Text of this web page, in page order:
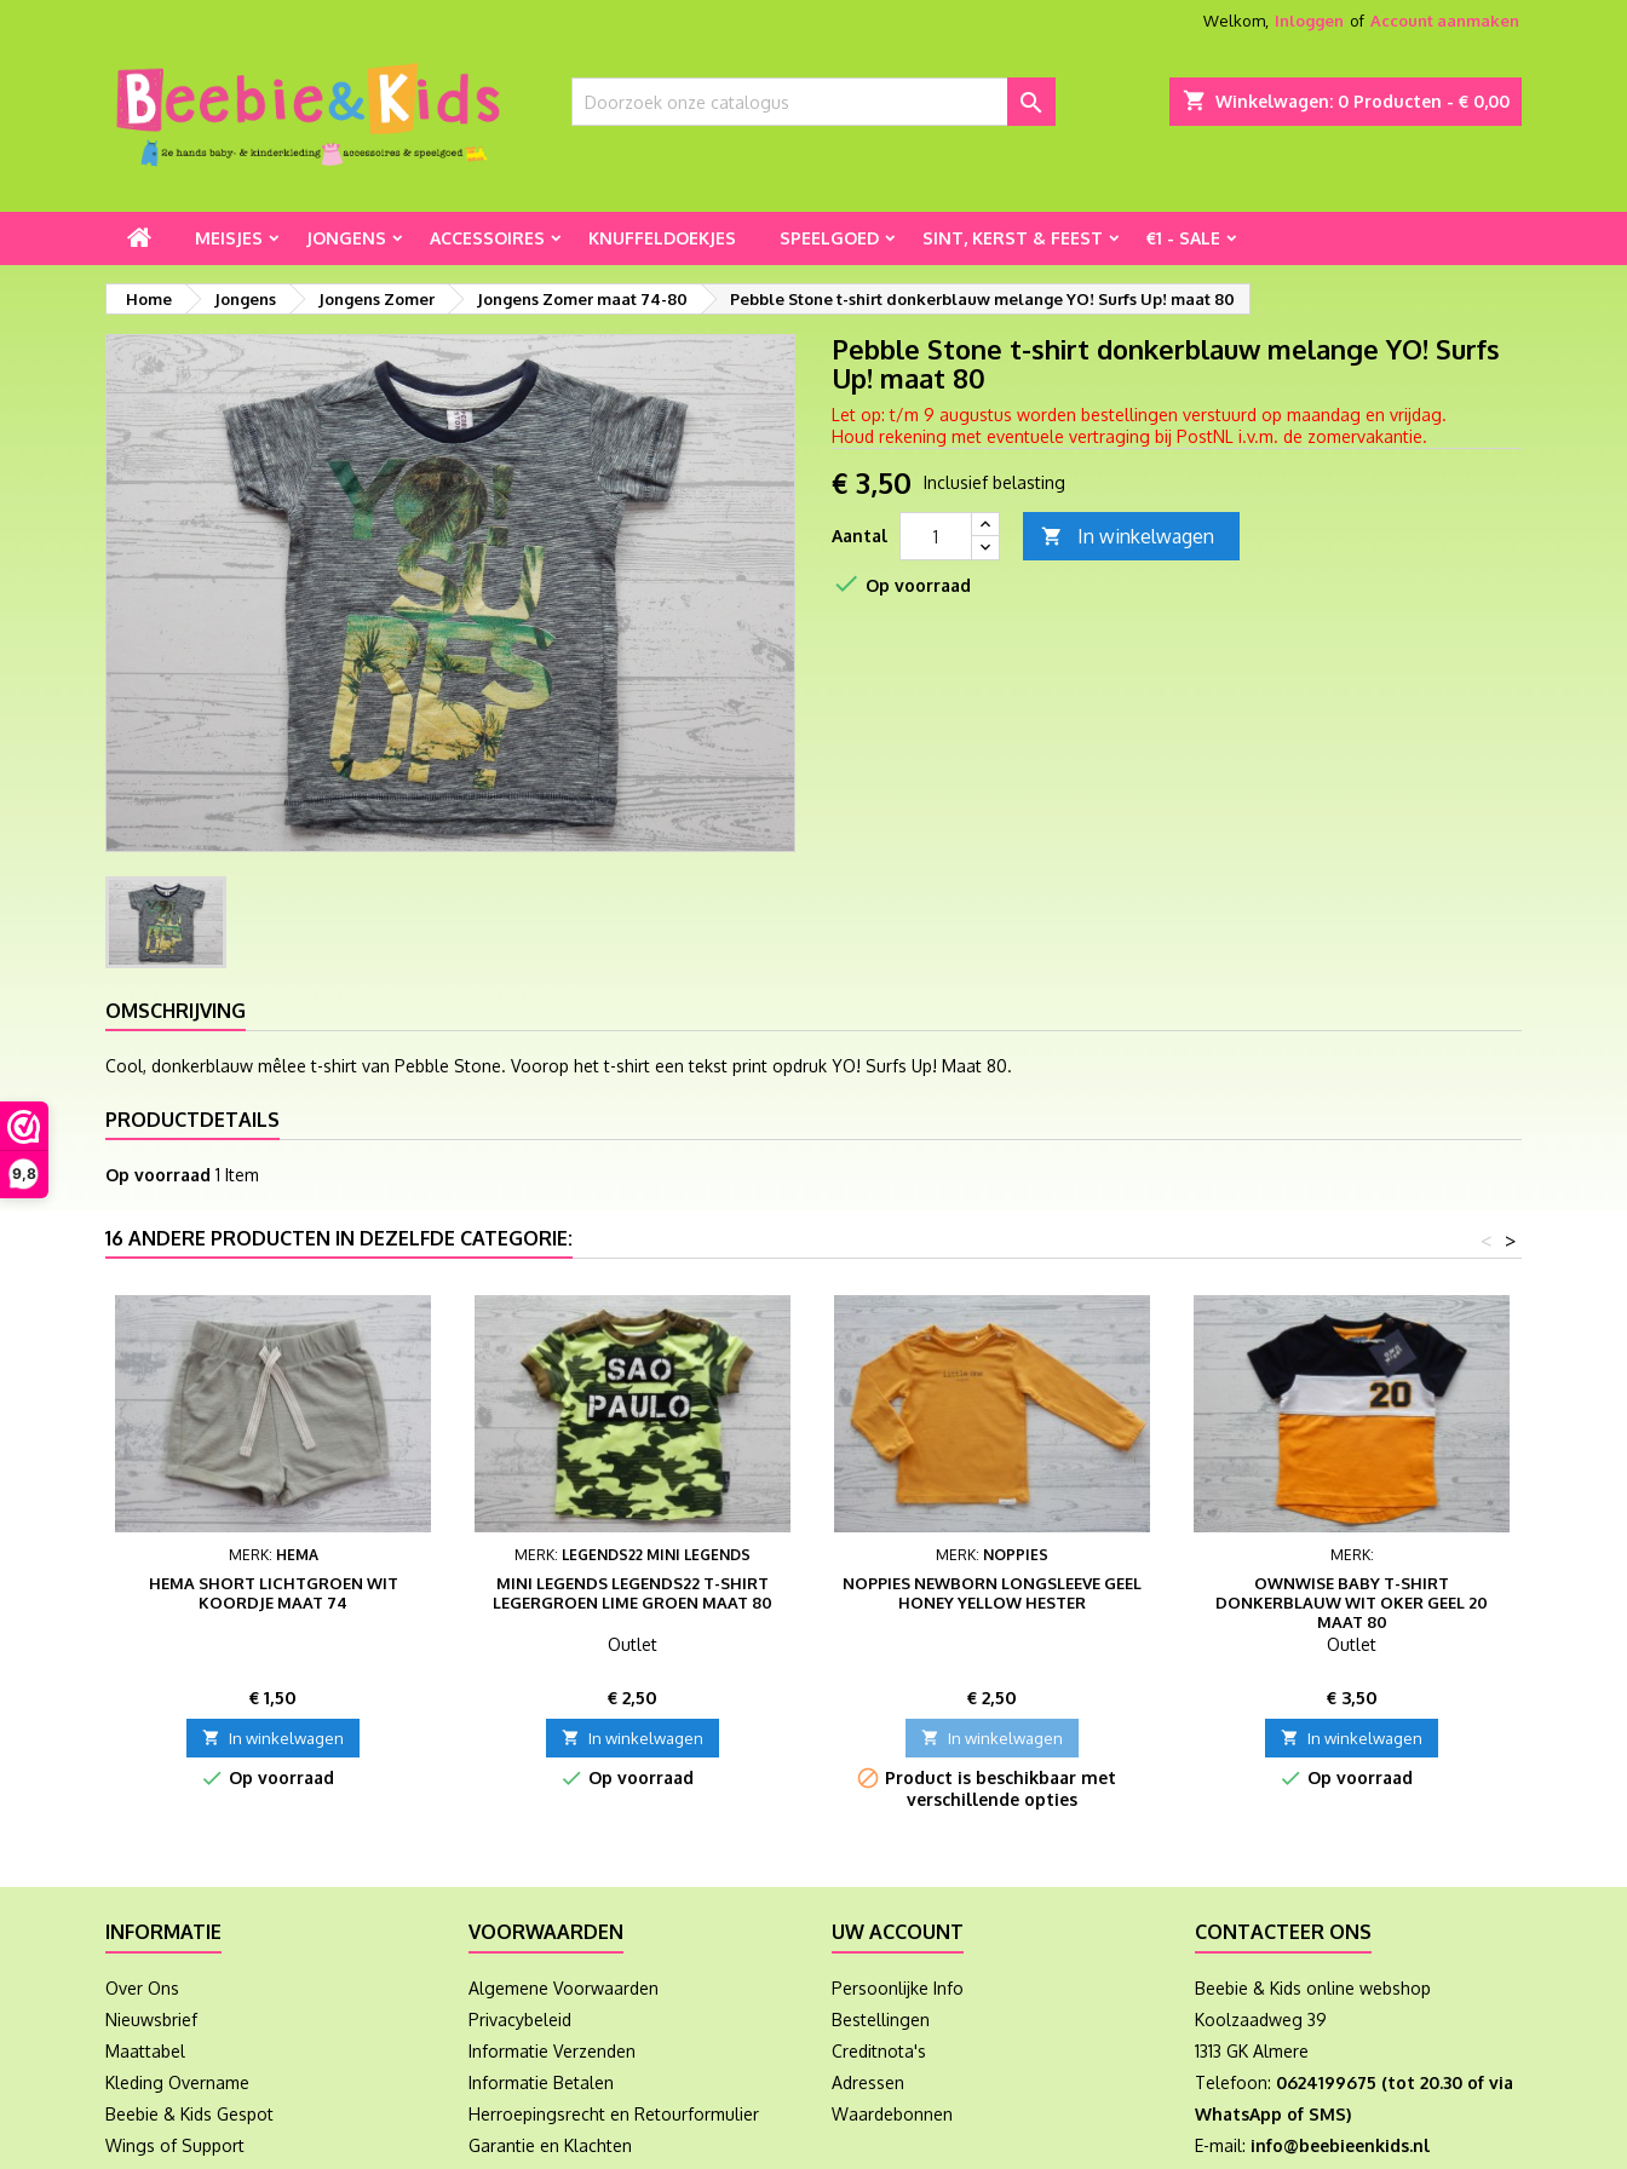
9,8
Welkom, Inloggen of Account aanmaken
shopping_cart Winkelwagen: 0 Producten - € 0,00

MEISJES JONGENS ACCESSOIRES KNUFFELDOEKJES SPEELGOED SINT, KERST & FEEST €1 - SALE
Home Jongens Jongens Zomer Jongens Zomer maat 74-80 Pebble Stone t-shirt donkerblauw melange YO! Surfs Up! maat 80
Pebble Stone t-shirt donkerblauw melange YO! Surfs
Up! maat 80
Let op: t/m 9 augustus worden bestellingen verstuurd op maandag en vrijdag.
Houd rekening met eventuele vertraging bij PostNL i.v.m. de zomervakantie.
€ 3,50 Inclusief belasting
Aantal  In winkelwagen
 Op voorraad
OMSCHRIJVING
Cool, donkerblauw mêlee t-shirt van Pebble Stone. Voorop het t-shirt een tekst print opdruk YO! Surfs Up! Maat 80.
PRODUCTDETAILS
Op voorraad 1 Item
16 ANDERE PRODUCTEN IN DEZELFDE CATEGORIE: >
<
MERK: HEMA
HEMA SHORT LICHTGROEN WIT
KOORDJE MAAT 74
Prijs
€ 1,50
 In winkelwagen
 Op voorraad
MERK: LEGENDS22 MINI LEGENDS
MINI LEGENDS LEGENDS22 T-SHIRT
LEGERGROEN LIME GROEN MAAT 80
Outlet
Prijs
€ 2,50
 In winkelwagen
 Op voorraad
MERK: NOPPIES
NOPPIES NEWBORN LONGSLEEVE GEEL
HONEY YELLOW HESTER
Prijs
€ 2,50
 In winkelwagen
 Product is beschikbaar met
verschillende opties
MERK:
OWNWISE BABY T-SHIRT
DONKERBLAUW WIT OKER GEEL 20
MAAT 80
Outlet
Prijs
€ 3,50
 In winkelwagen
 Op voorraad
INFORMATIE
Over Ons
Nieuwsbrief
Maattabel
Kleding Overname
Beebie & Kids Gespot
Wings of Support
VOORWAARDEN
Algemene Voorwaarden
Privacybeleid
Informatie Verzenden
Informatie Betalen
Herroepingsrecht en Retourformulier
Garantie en Klachten
UW ACCOUNT
Persoonlijke Info
Bestellingen
Creditnota's
Adressen
Waardebonnen
CONTACTEER ONS
Beebie & Kids online webshop
Koolzaadweg 39
1313 GK Almere
Telefoon: 0624199675 (tot 20.30 of via
WhatsApp of SMS)
E-mail: info@beebieenkids.nl